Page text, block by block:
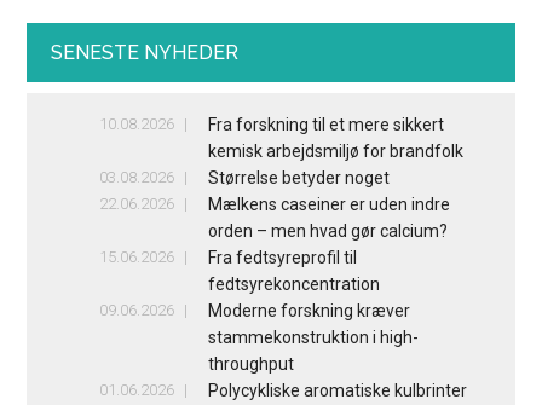
SENESTE NYHEDER
10.08.2026
Fra forskning til et mere sikkert
kemisk arbejdsmiljø for brandfolk
03.08.2026 Størrelse betyder noget
22.06.2026
Mælkens caseiner er uden indre
orden – men hvad gør calcium?
15.06.2026
Fra fedtsyreprofil til
fedtsyrekoncentration
09.06.2026
Moderne forskning kræver
stammekonstruktion i high-
throughput
01.06.2026
Polycykliske aromatiske kulbrinter